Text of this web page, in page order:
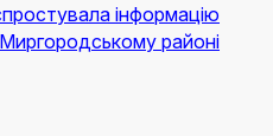
інформацію
районі